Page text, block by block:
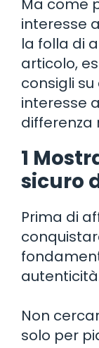
Ma come
interesse
la folla di
articolo,
consigli
interesse
differenza
1
sicuro
Prima di
Non
solo per